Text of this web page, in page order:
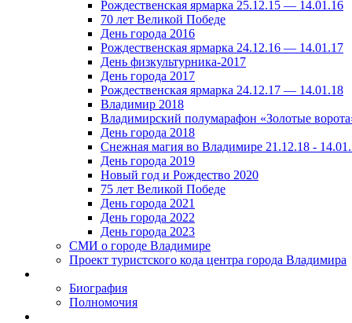
Рождественская ярмарка 25.12.15 — 14.01.16
70 лет Великой Победе
День города 2016
Рождественская ярмарка 24.12.16 — 14.01.17
День физкультурника-2017
День города 2017
Рождественская ярмарка 24.12.17 — 14.01.18
Владимир 2018
Владимирский полумарафон «Золотые
День города 2018
Снежная магия во Владимире 21.12.18 -
День города 2019
Новый год и Рождество 2020
75 лет Великой Победе
День города 2021
День города 2022
День города 2023
СМИ о городе Владимире
Проект туристского кода центра города Владимира
Биография
Полномочия